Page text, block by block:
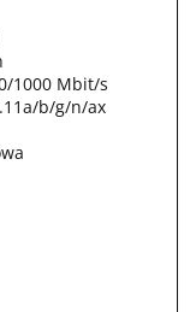
1000 Mbit/s
b/g/n/ax